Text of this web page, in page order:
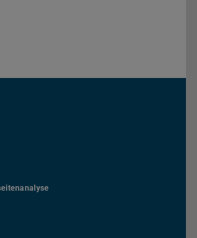
TU Darmstadt
Kanal der TU Darmstadt